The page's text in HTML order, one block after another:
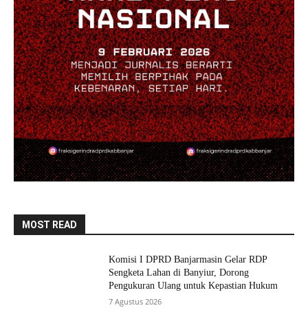
MOST READ
Komisi I DPRD Banjarmasin Gelar RDP
Sengketa Lahan di Banyiur, Dorong
Pengukuran Ulang untuk Kepastian Hukum
7 Agustus 2026